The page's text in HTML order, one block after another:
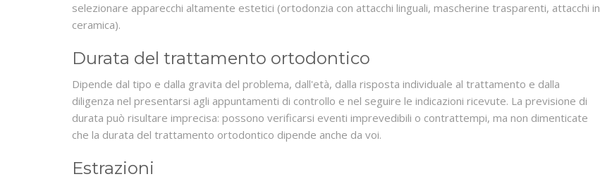
selezionare apparecchi altamente estetici (ortodonzia con attacchi linguali, mascherine trasparenti, attacchi in
ceramica).
Durata del trattamento ortodontico
Dipende dal tipo e dalla gravita del problema, dall'età, dalla risposta individuale al trattamento e dalla
diligenza nel presentarsi agli appuntamenti di controllo e nel seguire le indicazioni ricevute. La previsione di
durata può risultare imprecisa: possono verificarsi eventi imprevedibili o contrattempi, ma non dimenticate
che la durata del trattamento ortodontico dipende anche da voi.
Estrazioni